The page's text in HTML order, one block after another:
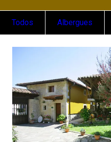
Todos Albergues